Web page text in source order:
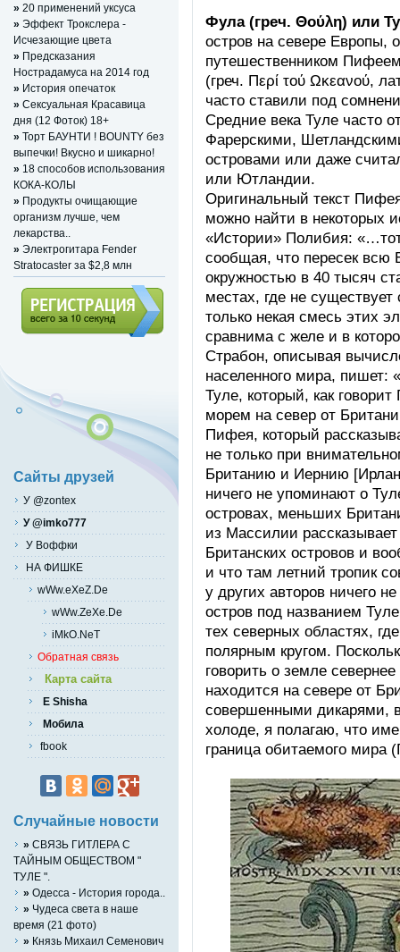
Фула (греч. Θούλη) или
остров на севере Европы,
путешественником
(греч. Περί τού Ωκεανού,
часто ставили под
Средние века Туле часто
Фарерскими,
островами или даже
или Ютландии.
Оригинальный текст
можно найти в некоторых
«Истории» Полибия:
сообщая, что пересек
окружностью в 40 тысяч
местах, где не
только некая смесь этих
сравнима с желе и в
Страбон, описывая
населенного мира, пишет:
Туле, который, как
морем на север от
Пифея, который
не только при
Британию и Иернию
ничего не упоминают о
островах, меньших
из Массилии
Британских островов и
и что там летний тропик
у других авторов ничего
остров под названием
тех северных областях,
полярным кругом.
говорить о земле
находится на севере от
совершенными дикарями,
холоде, я полагаю, что
граница обитаемого мира
» 20 применений уксуса
» Эффект Трокслера -
Исчезающие цвета
» Предсказания
Нострадамуса на 2014 год
» История опечаток
» Сексуальная Красавица
дня (12 Фоток) 18+
» Торт БАУНТИ ! BOUNTY без
выпечки! Вкусно и шикарно!
» 18 способов использования
КОКА-КОЛЫ
» Продукты очищающие
организм лучше, чем
лекарства..
» Электрогитара Fender
Stratocaster за $2,8 млн
Сайты друзей
У @zontex
У @imko777
У Воффки
НА ФИШКЕ
wWw.eXeZ.De
wWw.ZeXe.De
iMkO.NeT
Обратная связь
Карта сайта
E Shisha
Мобила
fbook
Случайные новости
» СВЯЗЬ ГИТЛЕРА С
ТАЙНЫМ ОБЩЕСТВОМ "
ТУЛЕ ".
» Одесса - История города..
» Чудеса света в наше
время (21 фото)
» Князь Михаил Семенович